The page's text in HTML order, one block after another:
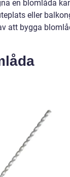
en blomlåda
eller
att bygga